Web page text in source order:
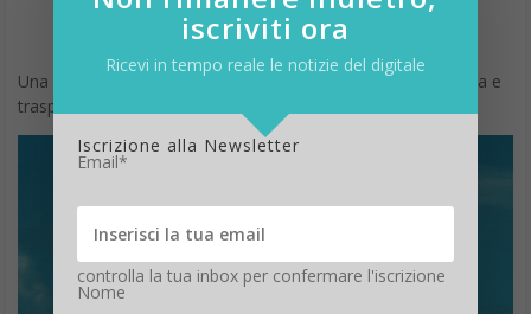
Una ragazza passa Ferragosto su bella acqua poco profonda e
trasparente!
iscriviti ora
Ricevi in tempo reale le notizie del digitale
Iscrizione alla Newsletter
Email*
controlla la tua inbox per confermare l'iscrizione
Nome